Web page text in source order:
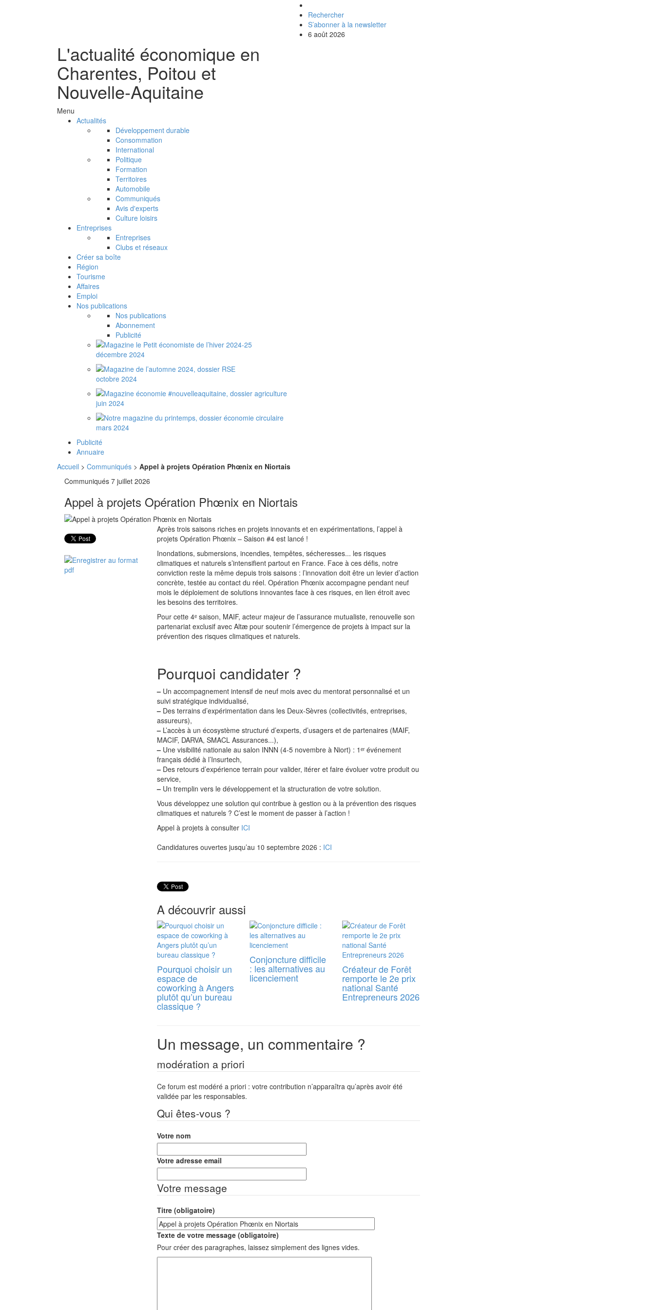
L'actualité économique en
Charentes, Poitou et
Nouvelle-Aquitaine
Rechercher
S’abonner à la newsletter
6 août 2026
Menu
Actualités
Développement durable
Consommation
International
Politique
Formation
Territoires
Automobile
Communiqués
Avis d'experts
Culture loisirs
Entreprises
Entreprises
Clubs et réseaux
Créer sa boîte
Région
Tourisme
Affaires
Emploi
Nos publications
Nos publications
Abonnement
Publicité
décembre 2024
octobre 2024
juin 2024
mars 2024
Publicité
Annuaire
Accueil > Communiqués > Appel à projets Opération Phœnix en Niortais
Communiqués 7 juillet 2026
Appel à projets Opération Phœnix en Niortais
Après trois saisons riches en projets innovants et en expérimentations, l’appel à
projets Opération Phœnix – Saison #4 est lancé !
Inondations, submersions, incendies, tempêtes, sécheresses... les risques
climatiques et naturels s’intensifient partout en France. Face à ces défis, notre
conviction reste la même depuis trois saisons : l’innovation doit être un levier d’action
concrète, testée au contact du réel. Opération Phœnix accompagne pendant neuf
mois le déploiement de solutions innovantes face à ces risques, en lien étroit avec
les besoins des territoires.
Pour cette 4ᵉ saison, MAIF, acteur majeur de l’assurance mutualiste, renouvelle son
partenariat exclusif avec Altæ pour soutenir l’émergence de projets à impact sur la
prévention des risques climatiques et naturels.
Pourquoi candidater ?
– Un accompagnement intensif de neuf mois avec du mentorat personnalisé et un
suivi stratégique individualisé,
– Des terrains d’expérimentation dans les Deux-Sèvres (collectivités, entreprises,
assureurs),
– L’accès à un écosystème structuré d’experts, d’usagers et de partenaires (MAIF,
MACIF, DARVA, SMACL Assurances...),
– Une visibilité nationale au salon INNN (4-5 novembre à Niort) : 1ᵉʳ événement
français dédié à l’Insurtech,
– Des retours d’expérience terrain pour valider, itérer et faire évoluer votre produit ou
service,
– Un tremplin vers le développement et la structuration de votre solution.
Vous développez une solution qui contribue à gestion ou à la prévention des risques
climatiques et naturels ? C’est le moment de passer à l’action !
Appel à projets à consulter ICI
Candidatures ouvertes jusqu’au 10 septembre 2026 : ICI
A découvrir aussi
Pourquoi choisir un
espace de
coworking à Angers
plutôt qu’un bureau
classique ?
Conjoncture difficile
: les alternatives au
licenciement
Créateur de Forêt
remporte le 2e prix
national Santé
Entrepreneurs 2026
Un message, un commentaire ?
modération a priori
Ce forum est modéré a priori : votre contribution n’apparaîtra qu’après avoir été
validée par les responsables.
Qui êtes-vous ?
Votre nom
Votre adresse email
Votre message
Titre (obligatoire)
Texte de votre message (obligatoire)
Pour créer des paragraphes, laissez simplement des lignes vides.